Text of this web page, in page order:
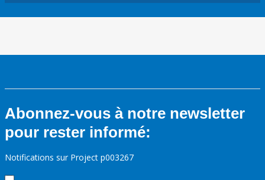
Abonnez-vous à notre newsletter
pour rester informé:
Notifications sur Project p003267